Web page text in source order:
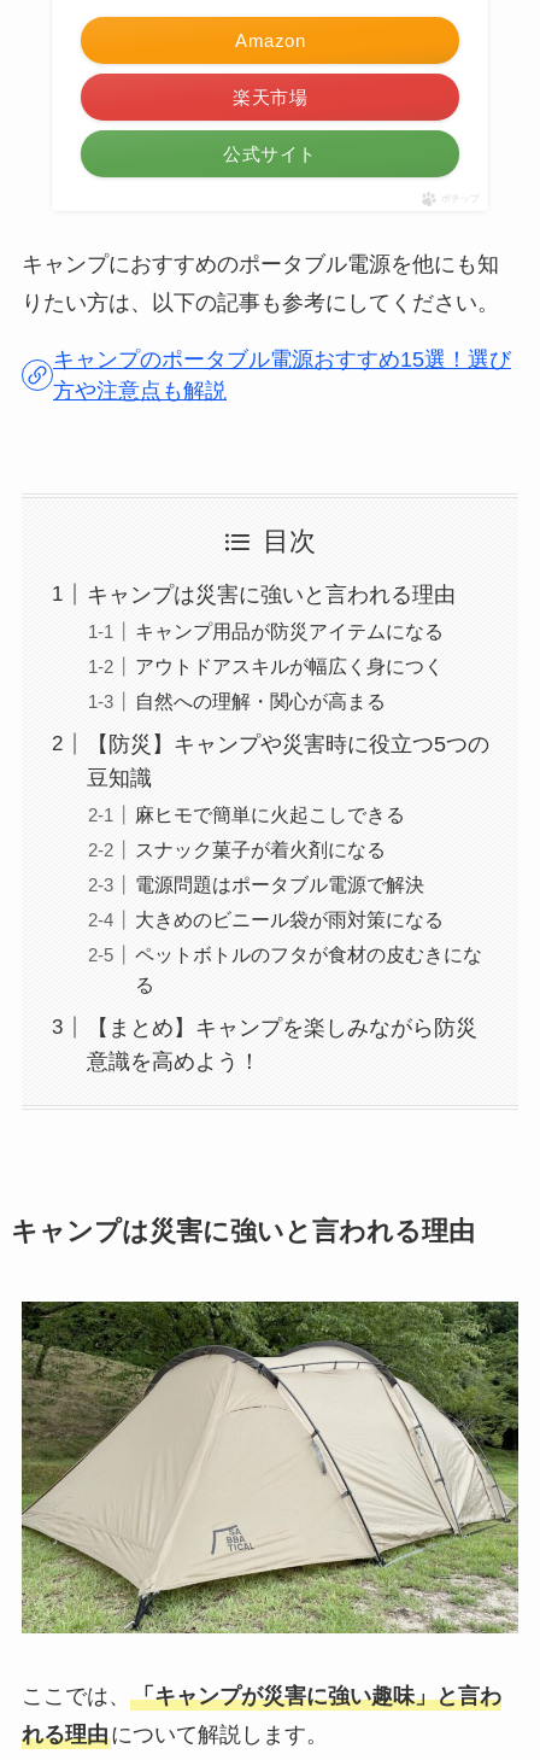
Amazon
楽天市場
公式サイト
ポチップ
キャンプにおすすめのポータブル電源を他にも知
りたい方は、以下の記事も参考にしてください。
キャンプのポータブル電源おすすめ15選！選び
方や注意点も解説
目次
キャンプは災害に強いと言われる理由
キャンプ用品が防災アイテムになる
アウトドアスキルが幅広く身につく
自然への理解・関心が高まる
【防災】キャンプや災害時に役立つ5つの
豆知識
麻ヒモで簡単に火起こしできる
スナック菓子が着火剤になる
電源問題はポータブル電源で解決
大きめのビニール袋が雨対策になる
ペットボトルのフタが食材の皮むきにな
る
【まとめ】キャンプを楽しみながら防災
意識を高めよう！
キャンプは災害に強いと言われる理由
ここでは、 「キャンプが災害に強い趣味」と言わ
れる理由について解説します。